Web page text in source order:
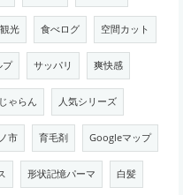
観光 食べログ 空間カット
プ サッパリ 爽快感
じゃらん 人気シリーズ
市 育毛剤 Googleマップ
形状記憶パーマ 白髪